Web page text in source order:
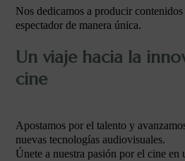
Nos dedicamos a producir
espectador de manera única.
Un viaje hacia la
cine
Apostamos por el talento y
nuevas tecnologías audiovisuales.
Únete a nuestra pasión por el cine en